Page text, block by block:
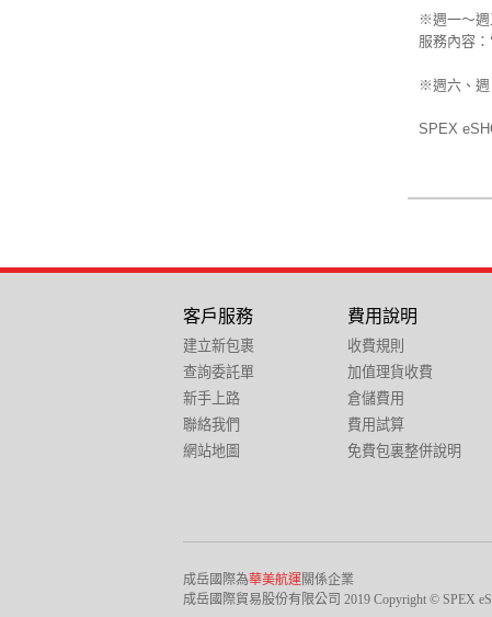
※週一～週
服務內容
※週六、
SPEX
客戶服務
建立新包裹
查詢委託單
新手上路
聯絡我們
網站地圖
費用說明
收費規則
加值理貨收費
倉儲費用
費用試算
免費包裏整併說明
成岳國際為華美航運關係企業
成岳國際貿易股份有限公司 2019 Copyright © SPEX